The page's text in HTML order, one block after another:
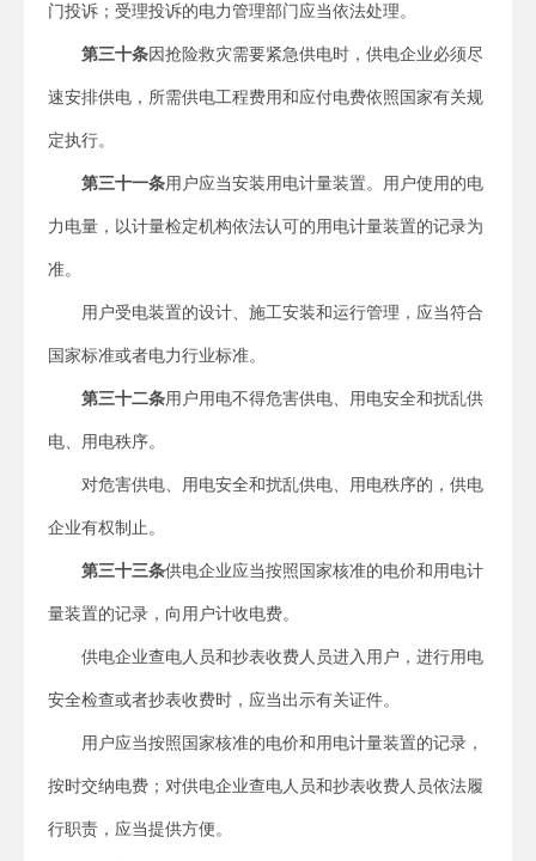
门投诉；受理投诉的电力管理部门应当依法处理。
第三十条 因抢险救灾需要紧急供电时，供电企业必须尽
速安排供电，所需供电工程费用和应付电费依照国家有关规
定执行。
第三十一条用户应当安装用电计量装置。用户使用的电
力电量，以计量检定机构依法认可的用电计量装置的记录为
准。
用户受电装置的设计、施工安装和运行管理，应当符合
国家标准或者电力行业标准。
第三十二条用户用电不得危害供电、用电安全和扰乱供
电、用电秩序。
对危害供电、用电安全和扰乱供电、用电秩序的，供电
企业有权制止。
第三十三条供电企业应当按照国家核准的电价和用电计
量装置的记录，向用户计收电费。
供电企业查电人员和抄表收费人员进入用户，进行用电
安全检查或者抄表收费时，应当出示有关证件。
用户应当按照国家核准的电价和用电计量装置的记录，
按时交纳电费；对供电企业查电人员和抄表收费人员依法履
行职责，应当提供方便。